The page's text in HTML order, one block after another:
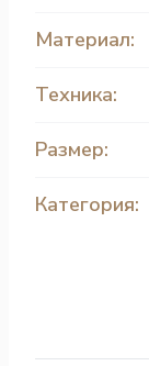
Материал:
Техника:
Размер:
Категория: